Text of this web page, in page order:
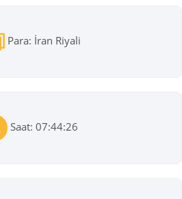
Para: İran Riyali
Saat: 07:44:26